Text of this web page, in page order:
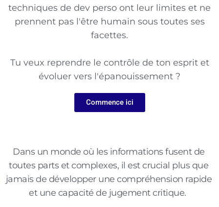
techniques de dev perso ont leur limites et ne
prennentpas l'être humain sous toutes ses
facettes.
Tu veux reprendre le contrôle de ton esprit et
évoluer vers l'épanouissement ?
Commence ici
Dans un monde où les informations fusent de
toutes parts et complexes, il est crucial plus que
jamais de développer une compréhension rapide
et une capacité de jugement critique.